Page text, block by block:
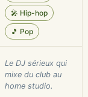
🎤 Hip-hop
🎵 Pop
Le DJ sérieux qui
mixe du club au
home studio.